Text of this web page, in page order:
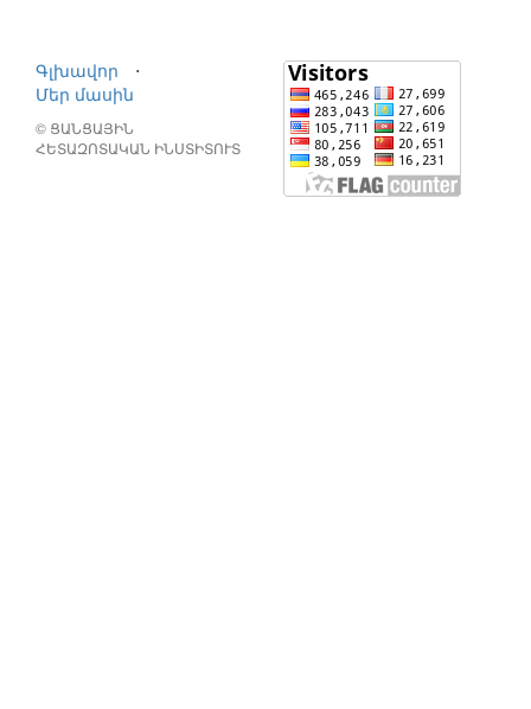
Գլխավոր
⋅
Մեր մասին
© ՑԱՆՑԱՅԻՆ
ՀԵՏԱԶՈՏԱԿԱՆ ԻՆՍՏԻՏՈՒՏ